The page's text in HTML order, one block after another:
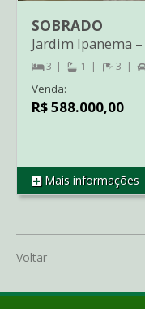
REF SO2300
SOBRADO
Jardim Ipanema –
3 1 3
Venda:
R$ 588.000,00
Mais informações
Voltar